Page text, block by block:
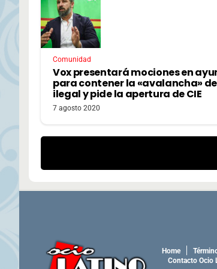
Comunidad
Vox presentará mociones en
para contener la «avalancha»
ilegal y pide la apertura de CIE
7 agosto 2020
Home
Contacto Ocio